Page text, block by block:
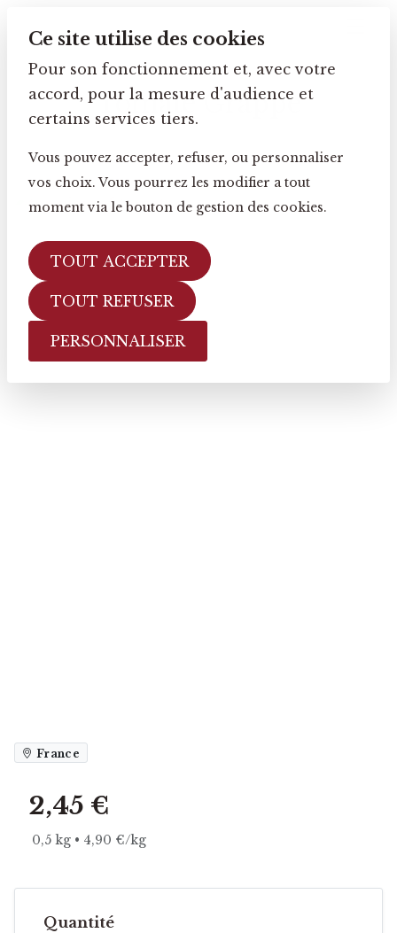
Ce site utilise des cookies
Pour son fonctionnement et, avec votre
accord, pour la mesure d'audience et
certains services tiers.
Vous pouvez accepter, refuser, ou personnaliser
vos choix. Vous pourrez les modifier a tout
moment via le bouton de gestion des cookies.
TOUT ACCEPTER
TOUT REFUSER
PERSONNALISER
Tomate Grappe
France
2,45 €
0,5 kg • 4,90 €/kg
Quantité